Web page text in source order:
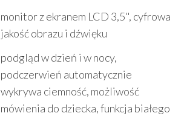
monitor z ekranem LCD 3,5", cyfrowa
jakość obrazu i dźwięku
podgląd w dzień i w nocy,
podczerwień automatycznie
wykrywa ciemność, możliwość
mówienia do dziecka, funkcja białego